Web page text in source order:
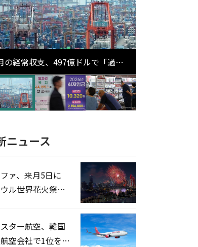
の経常収支、497億ドルで「過去
」…輸出が初の1000億ドル突破
ニュース
ァ、来月5日に
ウル世界花火祭り
ター航空、韓国
空会社で1位を記